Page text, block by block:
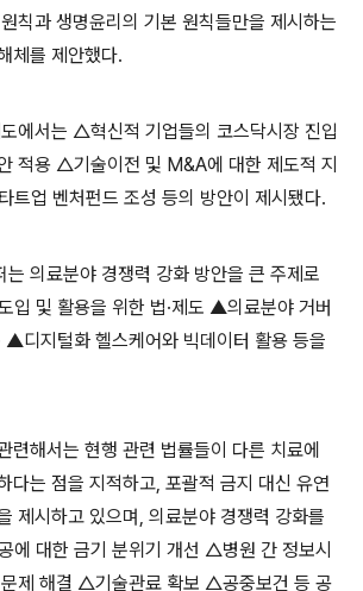
칙과 생명윤리의 기본 원칙들만을 제시하는
체를 제안했다.
에서는 △혁신적 기업들의 코스닥시장 진입
적용 △기술이전 및 M&A에 대한 제도적 지
트업 벤처펀드 조성 등의 방안이 제시됐다.
는 의료분야 경쟁력 강화 방안을 큰 주제로
입 및 활용을 위한 법·제도 ▲의료분야 거버
▲디지털화 헬스케어와 빅데이터 활용 등을
련해서는 현행 관련 법률들이 다른 치료에
다는 점을 지적하고, 포괄적 금지 대신 유연
제시하고 있으며, 의료분야 경쟁력 강화를
에 대한 금기 분위기 개선 △병원 간 정보시
제 해결 △기술관료 확보 △공중보건 등 공